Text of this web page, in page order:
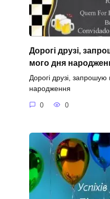
Дорогі друзі,
мого дня
Дорогі друзі,
народження
0 0